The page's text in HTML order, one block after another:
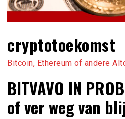
cryptotoekomst
Bitcoin, Ethereum of andere
BITVAVO IN
of ver weg van